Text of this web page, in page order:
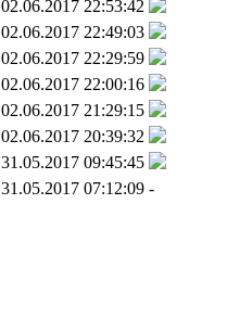
02.06.2017 22:53:42
02.06.2017 22:49:03
02.06.2017 22:29:59
02.06.2017 22:00:16
02.06.2017 21:29:15
02.06.2017 20:39:32
31.05.2017 09:45:45
31.05.2017 07:12:09 -